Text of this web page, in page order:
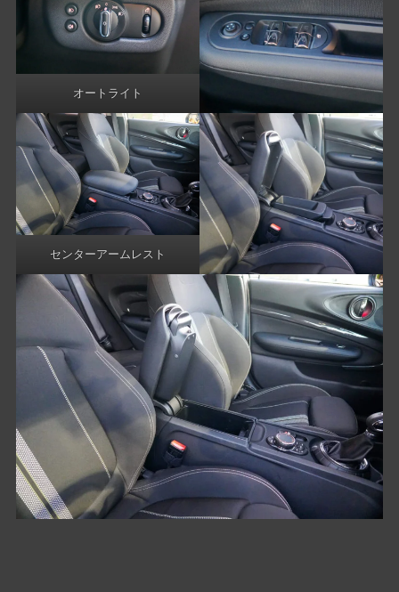
オートライト
センターアームレスト